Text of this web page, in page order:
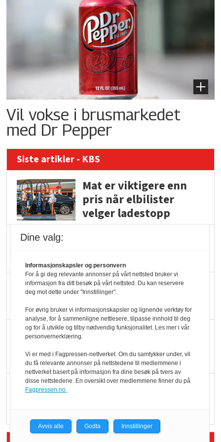
Vil vokse i brusmarkedet
med Dr Pepper
Siste artikler - KBS
Mat er viktigere enn
pris når elbilister
velger ladestopp
Potetball, kylling og 98
KBS-bransjen i
endring: Stadig større
serveringstilbud
Vokser med ferdigmat
Dine valg:
Informasjonskapsler og personvern
For å gi deg relevante annonser på vårt nettsted bruker vi
informasjon fra ditt besøk på vårt nettsted. Du kan reservere
deg mot dette under "Innstillinger".
For øvrig bruker vi informasjonskapsler og lignende verktøy for
analyse, for å sammenligne nettlesere, tilpasse innhold til deg
og for å utvikle og tilby nødvendig funksjonalitet. Les mer i vår
personvernerklæring.
Vi er med i Fagpressen-nettverket. Om du samtykker under, vil
du få relevante annonser på nettstedene til medlemmene i
nettverket basert på informasjon fra dine besøk på tvers av
disse nettstedene. En oversikt over medlemmene finner du på
Fagpressen.no.
Avvis alle Godta Innstillinger